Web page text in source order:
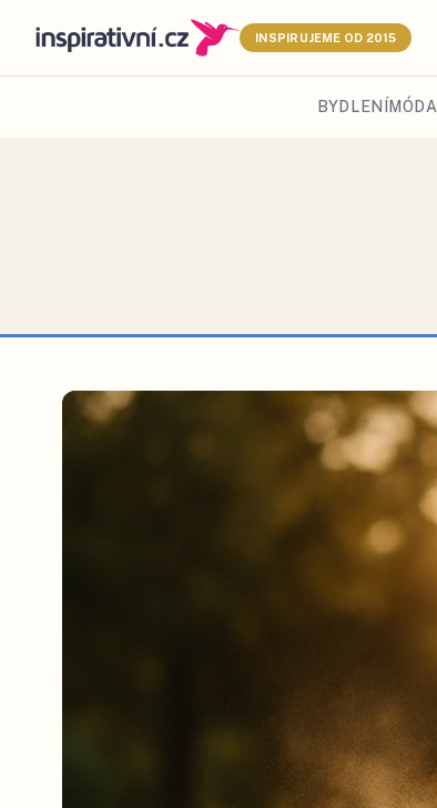
INSPIRUJEME OD 2015
BYDLENÍ MÓDA